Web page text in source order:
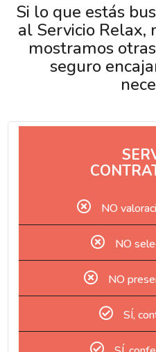
Si lo que estás
al Servicio Relax,
mostramos
seguro
NO
NO
NO
SÍ,